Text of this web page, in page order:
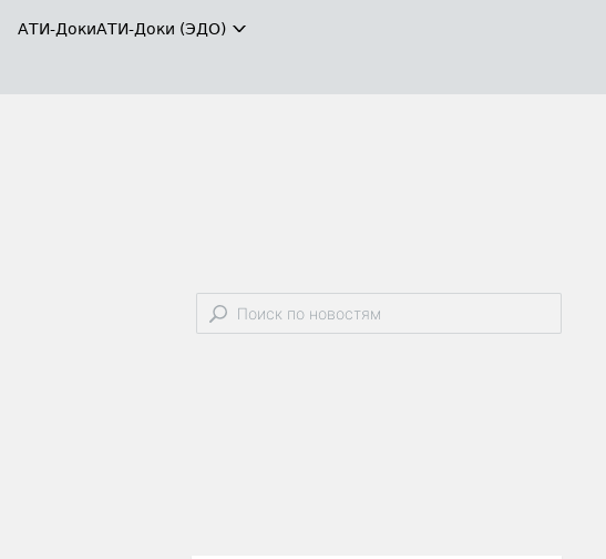
АТИ-ДокиАТИ-Доки (ЭДО)